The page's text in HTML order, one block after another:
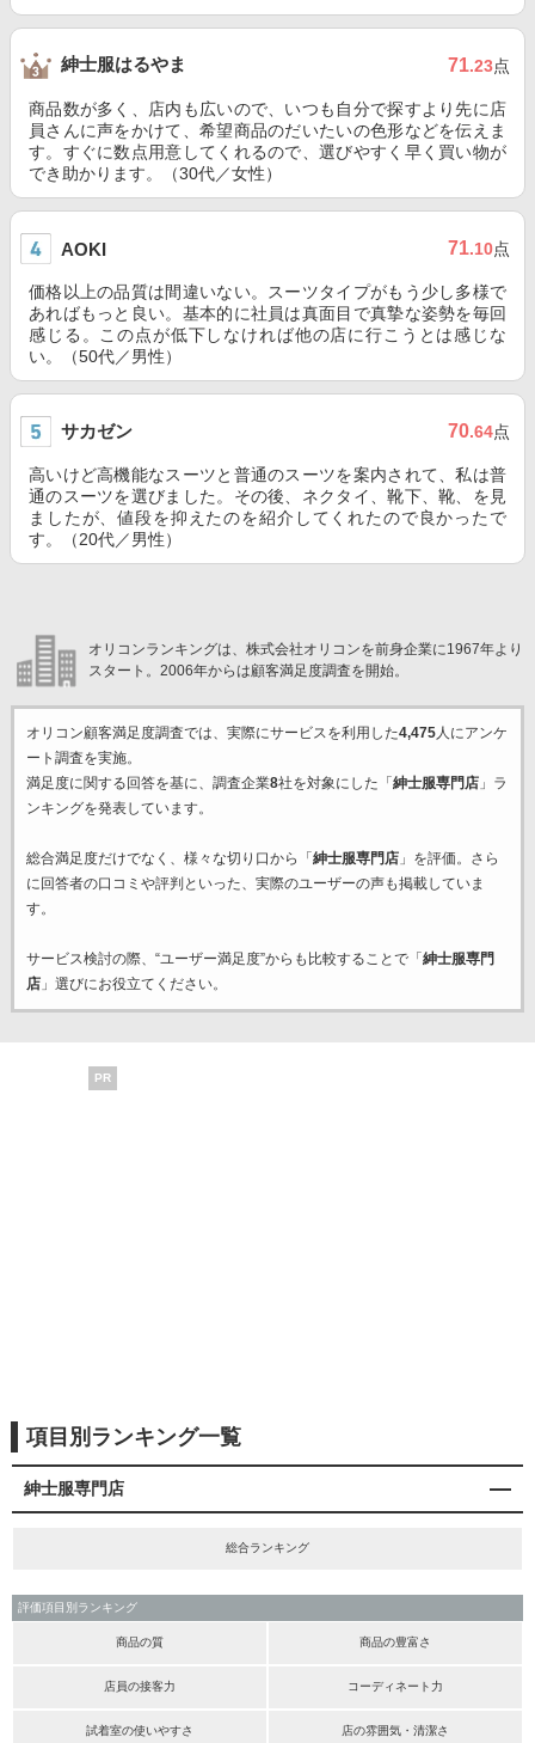
紳士服はるやま 71.23点
商品数が多く、店内も広いので、いつも自分で探すより先に店
員さんに声をかけて、希望商品のだいたいの色形などを伝えま
す。すぐに数点用意してくれるので、選びやすく早く買い物が
でき助かります。（30代／女性）
AOKI 71.10点
価格以上の品質は間違いない。スーツタイプがもう少し多様で
あればもっと良い。基本的に社員は真面目で真摯な姿勢を毎回
感じる。この点が低下しなければ他の店に行こうとは感じな
い。（50代／男性）
サカゼン 70.64点
高いけど高機能なスーツと普通のスーツを案内されて、私は普
通のスーツを選びました。その後、ネクタイ、靴下、靴、を見
ましたが、値段を抑えたのを紹介してくれたので良かったで
す。（20代／男性）
オリコンランキングは、株式会社オリコンを前身企業に1967年より
スタート。2006年からは顧客満足度調査を開始。
オリコン顧客満足度調査では、実際にサービスを利用した4,475人にアンケ
ート調査を実施。
満足度に関する回答を基に、調査企業8社を対象にした「 紳士服専門店」ラ
ンキングを発表しています。
総合満足度だけでなく、様々な切り口から「 紳士服専門店」を評価。さら
に回答者の口コミや評判といった、実際のユーザーの声も掲載していま
す。
サービス検討の際、“ユーザー満足度”からも比較することで「 紳士服専門
店」選びにお役立てください。
PR
項目別ランキング一覧
紳士服専門店
総合ランキング
評価項目別ランキング
商品の質 商品の豊富さ
店員の接客力 コーディネート力
試着室の使いやすさ 店の雰囲気・清潔さ